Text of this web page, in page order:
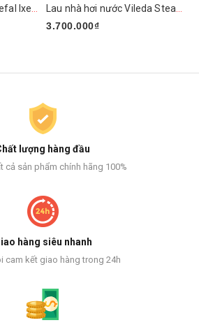
3.700.000₫
lượng hàng đầu
cả sản phẩm chính hãng 100%
hàng siêu nhanh
cam kết giao hàng trong 24h